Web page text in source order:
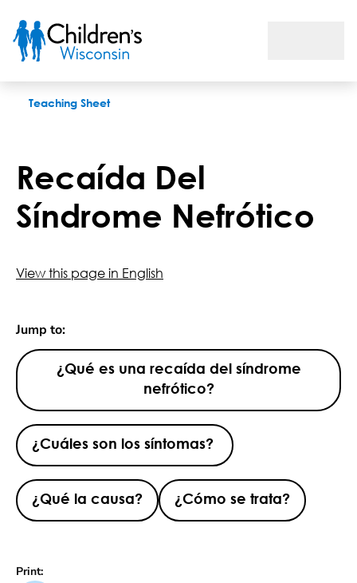
Teaching Sheet
Recaída Del
Síndrome Nefrótico
View this page in English
Jump to:
¿Qué es una recaída del síndrome
nefrótico?
¿Cuáles son los síntomas?
¿Qué la causa? ¿Cómo se trata?
Print: